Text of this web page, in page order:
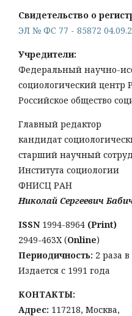
Свидетельство о
ЭЛ № ФС 77 - 85872
Учредители:
Федеральный научно-
социологический
Российское общество
Главный редактор
кандидат
старший научный
Института социологии
ФНИСЦ РАН
Николай Сергеевич
ISSN 1994-8964 (Print)
2949-463Х (Online)
Периодичность: 2 раза в
Издается с 1991 года
КОНТАКТЫ:
Адрес: 117218, Москва,